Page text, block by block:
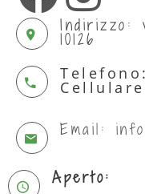
Indirizzo:
10126
Email:
Aperto: